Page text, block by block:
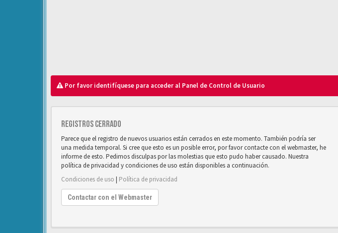
Por favor identifíquese para acceder al Panel de Control de Usuario
Registros cerrado
Parece que el registro de nuevos usuarios están cerrados en este momento. También podría ser
una medida temporal. Si cree que esto es un posible error, por favor contacte con el webmaster, he
informe de esto. Pedimos disculpas por las molestias que esto pudo haber causado. Nuestra
política de privacidad y condiciones de uso están disponibles a continuación.
Condiciones de uso | Política de privacidad
Contactar con el Webmaster